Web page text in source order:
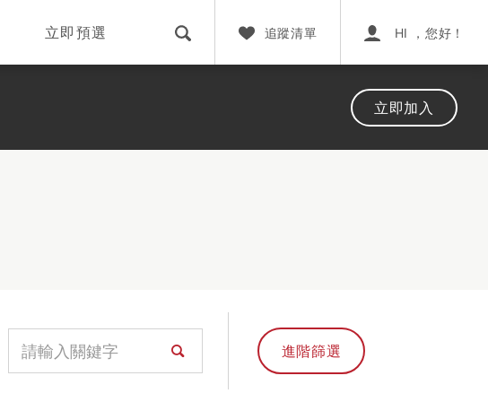
立即預選 追蹤清單 HI ，您好！
立即加入
進階篩選